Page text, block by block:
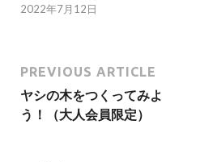
2022年7月12日
PREVIOUS ARTICLE
ヤシの木をつくってみよ
う！（大人会員限定）